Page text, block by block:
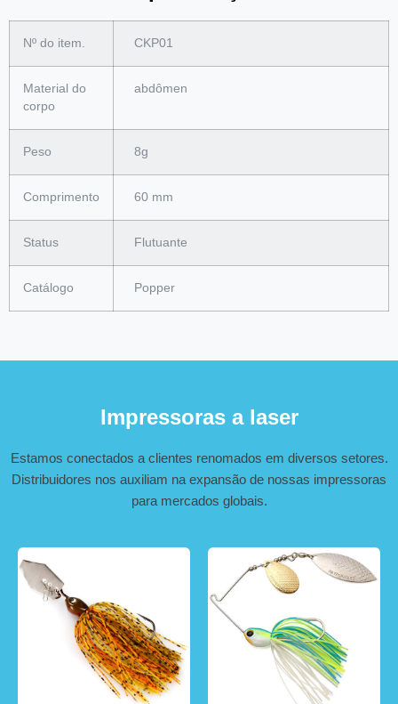
Nº do item. CKP01
Material do
corpo
abdômen
Peso 8g
Comprimento 60 mm
Status Flutuante
Catálogo Popper
Impressoras a laser
Estamos conectados a clientes renomados em diversos setores.
Distribuidores nos auxiliam na expansão de nossas impressoras
para mercados globais.